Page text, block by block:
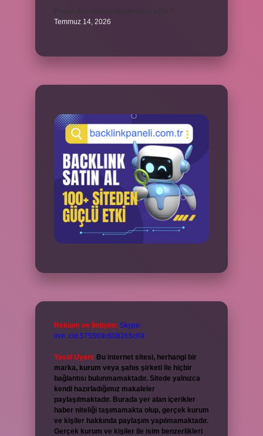
Temmuz 14, 2026
Reklam ve İletişim: Skype:
live:.cid.575569c608265c69
Yasal Uyarı: Bu internet sitesi, herhangi bir
marka, kurum veya şahıs şirketi ile hiçbir
bağlantısı bulunmamaktadır. Sitede yalnızca
kendi hazırladığımız makaleler
paylaşılmaktadır. Burada yer alan içerikler
haber niteliği taşımamakta olup, gerçek kurum
ve kişiler hakkında paylaşım yapılmamaktadır.
Gerçek kurum ve kişiler ile isim benzerlikleri